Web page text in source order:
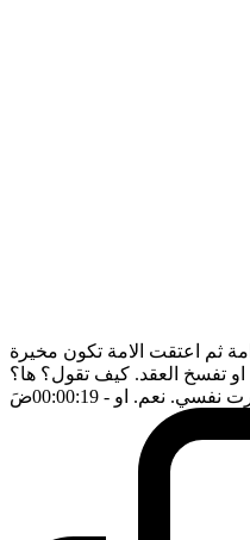
ثم اعتقت الامة تكون مخيرة
او تفسخ العقد. كيف تقول؟ ها؟
نفسي. نعم. او - 00:00:19 ضَ